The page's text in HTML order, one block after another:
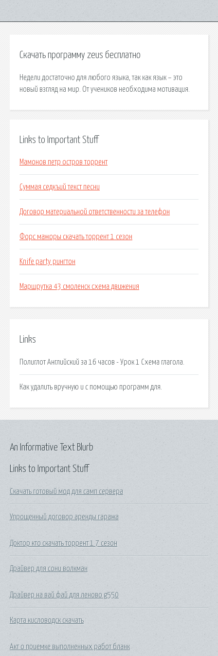
Скачать программу zeus бесплатно
Недели достаточно для любого языка, так как язык – это
новый взгляд на мир. От учеников необходима мотивация.
Links to Important Stuff
Мамонов петр остров торрент
Суммая седкъий текст песни
Договор материальной ответственности за телефон
Форс мажоры скачать торрент 1 сезон
Knife party рингтон
Маршрутка 43 смоленск схема движения
Links
Полиглот Английский за 16 часов - Урок 1 Схема глагола.
Как удалить вручную и с помощью программ для.
Links to Important Stuff
Скачать готовый мод для самп сервера
Упрощенный договор аренды гаража
Доктор кто скачать торрент 1 7 сезон
Драйвер для сони волкман
Драйвер на вай фай для леново g550
Карта кисловодск скачать
Акт о приемке выполненных работ бланк
An Informative Text Blurb